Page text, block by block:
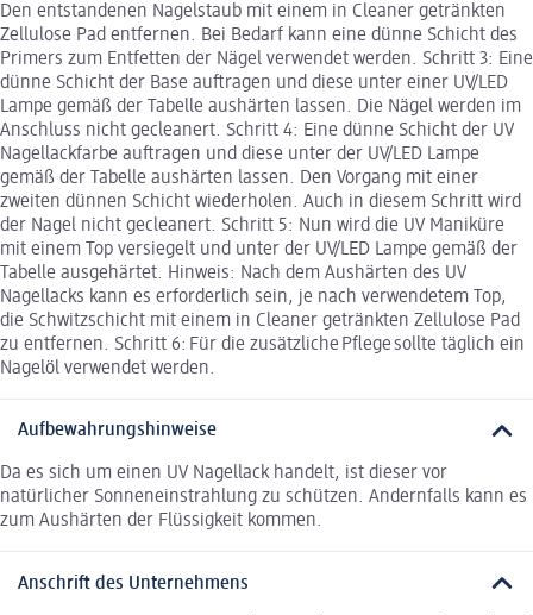
Den entstandenen Nagelstaub mit einem in Cleaner getränkten
Zellulose Pad entfernen. Bei Bedarf kann eine dünne Schicht des
Primers zum Entfetten der Nägel verwendet werden. Schritt 3: Eine
dünne Schicht der Base auftragen und diese unter einer UV/LED
Lampe gemäß der Tabelle aushärten lassen. Die Nägel werden im
Anschluss nicht gecleanert. Schritt 4: Eine dünne Schicht der UV
Nagellackfarbe auftragen und diese unter der UV/LED Lampe
gemäß der Tabelle aushärten lassen. Den Vorgang mit einer
zweiten dünnen Schicht wiederholen. Auch in diesem Schritt wird
der Nagel nicht gecleanert. Schritt 5: Nun wird die UV Maniküre
mit einem Top versiegelt und unter der UV/LED Lampe gemäß der
Tabelle ausgehärtet. Hinweis: Nach dem Aushärten des UV
Nagellacks kann es erforderlich sein, je nach verwendetem Top,
die Schwitzschicht mit einem in Cleaner getränkten Zellulose Pad
zu entfernen. Schritt 6: Für die zusätzliche Pflege sollte täglich ein
Nagelöl verwendet werden.
Aufbewahrungshinweise
Da es sich um einen UV Nagellack handelt, ist dieser vor
natürlicher Sonneneinstrahlung zu schützen. Andernfalls kann es
zum Aushärten der Flüssigkeit kommen.
Anschrift des Unternehmens